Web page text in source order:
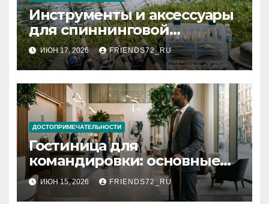
Инструменты и аксессуары
для спиннинговой
рыбалки: назначение и
типы
ИЮН 17, 2026 FRIENDS72_RU
ДОСТОПРИМЕЧАТЕЛЬНОСТИ
Гостиница для
командировки: основные
критерии выбора
ИЮН 15, 2026 FRIENDS72_RU